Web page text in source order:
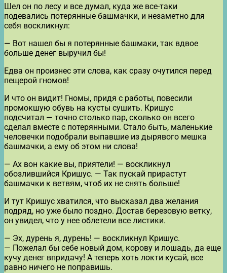
Шел он по лесу и все думал, куда же все-таки
подевались потерянные башмачки, и незаметно для
себя воскликнул:
— Вот нашел бы я потерянные башмаки, так вдвое
больше денег выручил бы!
Едва он произнес эти слова, как сразу очутился перед
пещерой гномов!
И что он видит! Гномы, придя с работы, повесили
промокшую обувь на кусты сушить. Кришус
подсчитал — точно столько пар, сколько он всего
сделал вместе с потерянными. Стало быть, маленькие
человечки подобрали выпавшие из дырявого мешка
башмачки, а ему об этом ни слова!
— Ах вон какие вы, приятели! — воскликнул
обозлившийся Кришус. — Так пускай прирастут
башмачки к ветвям, чтоб их не снять больше!
И тут Кришус хватился, что высказал два желания
подряд, но уже было поздно. Достав березовую ветку,
он увидел, что у нее облетели все листики.
— Эх, дурень я, дурень! — воскликнул Кришус.
— Пожелал бы себе новый дом, корову и лошадь, да еще
кучу денег впридачу! А теперь хоть локти кусай, все
равно ничего не поправишь.